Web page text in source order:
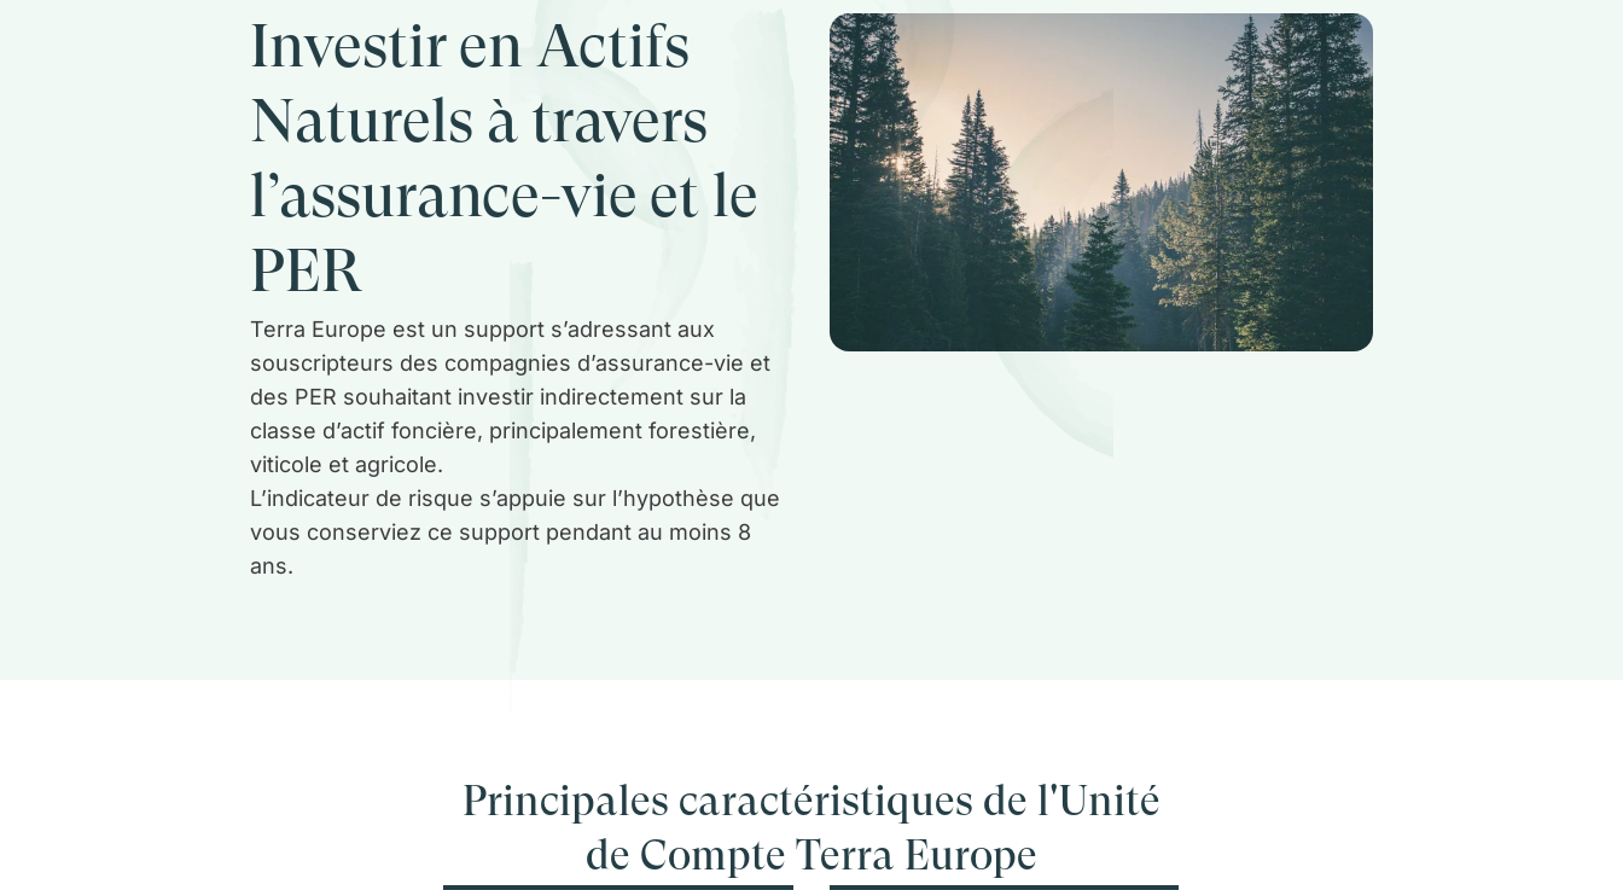
Investir en Actifs
Naturels à travers
l’assurance-vie et le
PER
Terra Europe est un support s’adressant aux
souscripteurs des compagnies d’assurance-vie et
des PER souhaitant investir indirectement sur la
classe d’actif foncière, principalement forestière,
viticole et agricole.
L’indicateur de risque s’appuie sur l’hypothèse que
vous conserviez ce support pendant au moins 8
ans.
Principales caractéristiques de l'Unité
de Compte Terra Europe